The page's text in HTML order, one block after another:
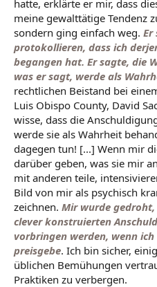
hatte, erklärte er mir, dass
meine gewalttätige Tendenz
sondern ging einfach weg. Er
protokollieren, dass ich
begangen hat. Er sagte, die
was er sagt, werde als
rechtlichen Beistand bei
Luis Obispo County, David
wisse, dass die
werde sie als Wahrheit
dagegen tun! [...] Wenn mir
darüber geben, was sie mir
mit anderen teile,
Bild von mir als psychisch
zeichnen. Mir wurde gedroht,
clever konstruierten
vorbringen werden, wenn
preisgebe. Ich bin sicher,
üblichen Bemühungen
Praktiken zu verbergen.